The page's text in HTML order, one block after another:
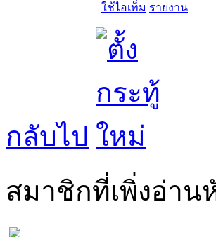
ใช้ไอเท็ม รายงาน
กลับไป
สมาชิกที่เพิ่งอ่าน